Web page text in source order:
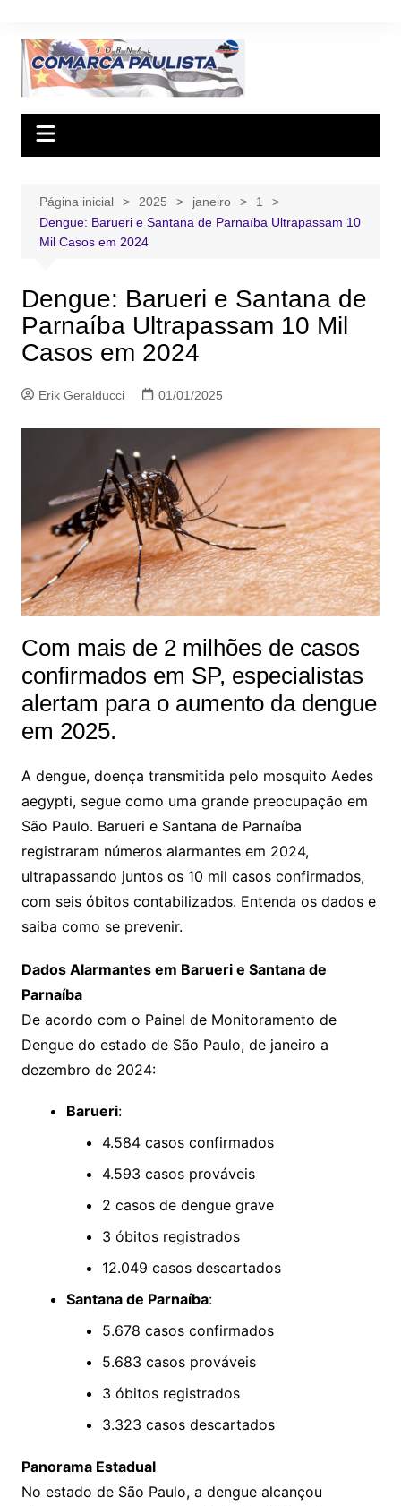
conteúdo
Página inicial 2025 janeiro
1
Dengue: Barueri e Santana de Parnaíba Ultrapassam 10
Mil Casos em 2024
Dengue: Barueri e Santana de
Parnaíba Ultrapassam 10 Mil
Casos em 2024
Erik Geralducci 01/01/2025
Com mais de 2 milhões de casos
confirmados em SP, especialistas
alertam para o aumento da dengue
em 2025.
A dengue, doença transmitida pelo mosquito Aedes
aegypti, segue como uma grande preocupação em
São Paulo. Barueri e Santana de Parnaíba
registraram números alarmantes em 2024,
ultrapassando juntos os 10 mil casos confirmados,
com seis óbitos contabilizados. Entenda os dados e
saiba como se prevenir.
Dados Alarmantes em Barueri e Santana de
Parnaíba
De acordo com o Painel de Monitoramento de
Dengue do estado de São Paulo, de janeiro a
dezembro de 2024:
Barueri:
4.584 casos confirmados
4.593 casos prováveis
2 casos de dengue grave
3 óbitos registrados
12.049 casos descartados
Santana de Parnaíba:
5.678 casos confirmados
5.683 casos prováveis
3 óbitos registrados
3.323 casos descartados
Panorama Estadual
No estado de São Paulo, a dengue alcançou